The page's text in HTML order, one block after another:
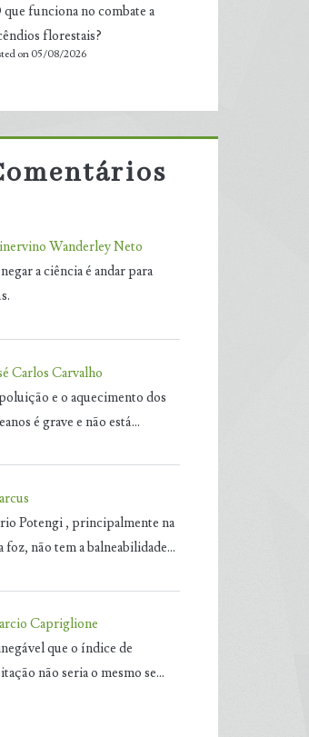
que funciona no combate a
florestais?
on 05/08/2026
Wanderley Neto
a ciência é andar para
Carlos Carvalho
e o aquecimento dos
é grave e não está…
Potengi , principalmente na
foz, não tem a balneabilidade…
Capriglione
que o índice de
não seria o mesmo se…